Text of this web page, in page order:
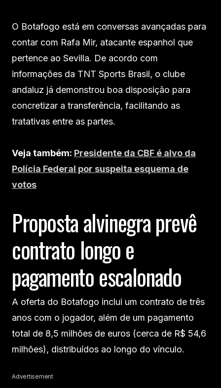
O Botafogo está em conversas avançadas para
contar com Rafa Mir, atacante espanhol que
pertence ao Sevilla. De acordo com
informações da TNT Sports Brasil, o clube
andaluz já demonstrou boa disposição para
concretizar a transferência, facilitando as
tratativas entre as partes.
Veja também: Presidente da CBF é alvo da
Polícia Federal por suspeita esquema de
votos
Proposta alvinegra prevê
contrato longo e
pagamento escalonado
A oferta do Botafogo inclui um contrato de três
anos com o jogador, além de um pagamento
total de 8,5 milhões de euros (cerca de R$ 54,6
milhões), distribuídos ao longo do vínculo.
Advertisement